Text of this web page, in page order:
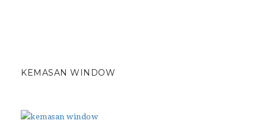
KEMASAN WINDOW